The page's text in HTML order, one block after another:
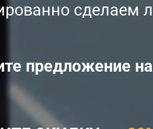
сделаем
предложение